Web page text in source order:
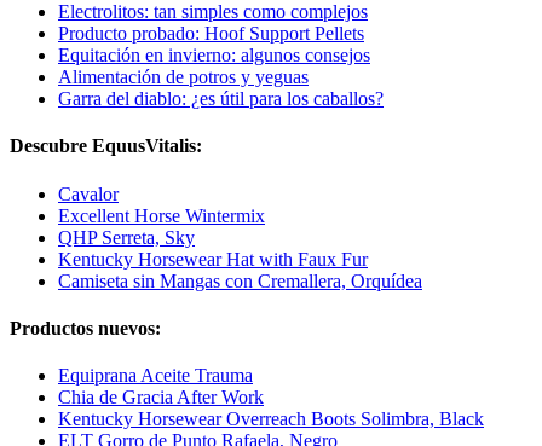
Electrolitos: tan simples como complejos
Producto probado: Hoof Support Pellets
Equitación en invierno: algunos consejos
Alimentación de potros y yeguas
Garra del diablo: ¿es útil para los caballos?
Descubre EquusVitalis:
Cavalor
Excellent Horse Wintermix
QHP Serreta, Sky
Kentucky Horsewear Hat with Faux Fur
Camiseta sin Mangas con Cremallera, Orquídea
Productos nuevos:
Equiprana Aceite Trauma
Chia de Gracia After Work
Kentucky Horsewear Overreach Boots Solimbra, Black
ELT Gorro de Punto Rafaela, Negro